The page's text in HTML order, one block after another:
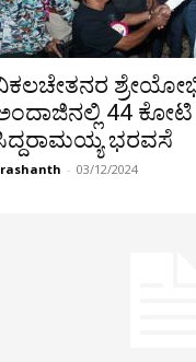
44
ಭರವಸೆ
- 03/12/2024